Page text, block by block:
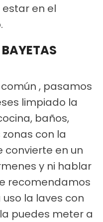
en el
, pasamos
limpiado la
baños,
con la
convierte en un
y ni hablar
recomendamos
la laves con
puedes meter a